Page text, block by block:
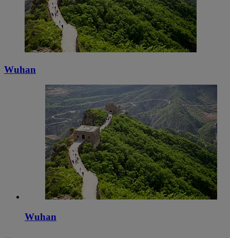
Wuhan
Wuhan